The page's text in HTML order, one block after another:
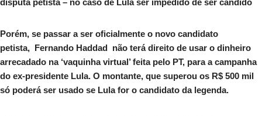
disputa petista – no caso de Lula ser impedido de ser candido
Porém, se passar a ser oficialmente o novo candidato
petista, Fernando Haddad não terá direito de usar o dinheiro
arrecadado na ‘vaquinha virtual’ feita pelo PT, para a campanha
do ex-presidente Lula. O montante, que superou os R$ 500 mil
só poderá ser usado se Lula for o candidato da legenda.